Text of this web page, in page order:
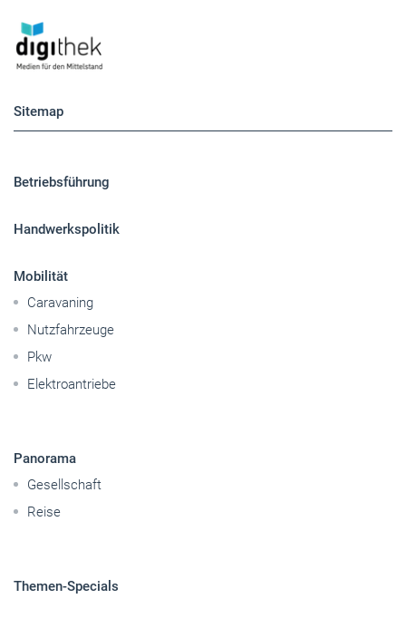
Sitemap
Betriebsführung
Handwerkspolitik
Mobilität
Caravaning
Nutzfahrzeuge
Pkw
Elektroantriebe
Panorama
Gesellschaft
Reise
Themen-Specials